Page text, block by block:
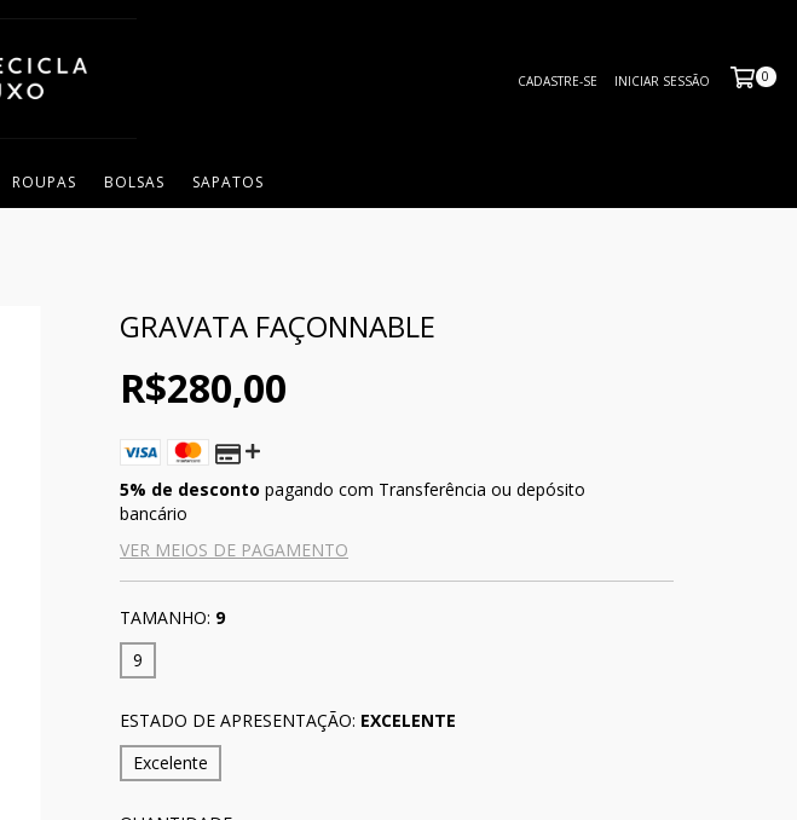
CADASTRE-SE INICIAR SESSÃO 0
ROUPAS BOLSAS SAPATOS
GRAVATA FAÇONNABLE
R$280,00
5% de desconto pagando com Transferência ou depósito
bancário
VER MEIOS DE PAGAMENTO
TAMANHO: 9
9
ESTADO DE APRESENTAÇÃO: EXCELENTE
Excelente